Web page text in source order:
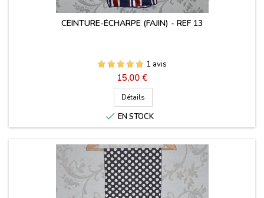
CEINTURE-ÉCHARPE (FAJIN) - REF 13
1 avis
Prix
15,00 €
Détails
 EN STOCK